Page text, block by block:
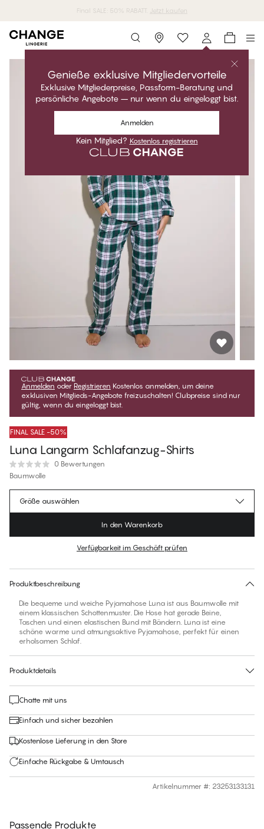
7 MyPanties für 49,95€. Jetzt einkaufen
Storefinder
Genieße exklusive Mitgliedervorteile
Exklusive Mitgliederpreise, Passform-Beratung und
persönliche Angebote – nur wenn du eingeloggt bist.
Anmelden
Kein Mitglied? Kostenlos registrieren
Anmelden oder Registrieren Kostenlos anmelden, um deine
exklusiven Mitglieds-Angebote freizuschalten! Clubpreise sind nur
gültig, wenn du eingeloggt bist.
FINAL SALE -50%
Luna Langarm Schlafanzug-Shirts
0 Bewertungen
Baumwolle
€49.95Regulärer Preis
Für diesen Artikel gibt es keine empfohlene Größe
Größe auswählen
In den Warenkorb
Verfügbarkeit im Geschäft prüfen
Produktbeschreibung
Die bequeme und weiche Pyjamahose Luna ist aus Baumwolle mit
einem klassischen Schottenmuster. Die Hose hat gerade Beine,
Taschen und einen elastischen Bund mit Bändern. Luna ist eine
schöne warme und atmungsaktive Pyjamahose, perfekt für einen
erholsamen Schlaf.
Produktdetails
Chatte mit uns
Einfach und sicher bezahlen
Kostenlose Lieferung in den Store
Einfache Rückgabe & Umtausch
Artikelnummer #: 23253133131
Passende Produkte